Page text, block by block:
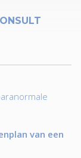
van een